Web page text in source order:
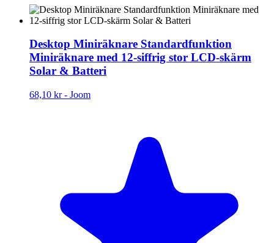
Desktop Miniräknare Standardfunktion
Miniräknare med 12-siffrig stor LCD-skärm
Solar & Batteri
68,10 kr- Joom